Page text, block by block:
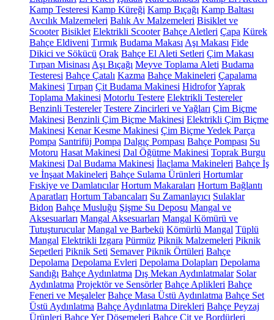
Kamp Testeresi Kamp Küreği Kamp Bıçağı Kamp Baltası
Avcılık Malzemeleri Balık Av Malzemeleri Bisiklet ve
Scooter Bisiklet Elektrikli Scooter Bahçe Aletleri Çapa Kürek
Bahçe Eldiveni Tırmık Budama Makası Aşı Makası Fide
Dikici ve Sökücü Orak Bahçe El Aleti Setleri Çim Makası
Tırpan Misinası Aşı Bıçağı Meyve Toplama Aleti Budama
Testeresi Bahçe Çatalı Kazma Bahçe Makineleri Çapalama
Makinesi Tırpan Çit Budama Makinesi HidroforYaprak
Toplama Makinesi Motorlu Testere Elektrikli Testereler
Benzinli Testereler Testere Zincirleri ve Yağları Çim Biçme
Makinesi Benzinli Çim Biçme Makinesi Elektrikli Çim Biçme
Makinesi Kenar Kesme Makinesi Çim Biçme Yedek Parça
Pompa Santrifüj Pompa Dalgıç Pompası Bahçe Pompası Su
Motoru Hasat Makinesi Dal Öğütme Makinesi Toprak Burgu
Makinesi Dal Budama Makinesi İlaçlama Makineleri Bahçe İş
ve İnşaat Makineleri Bahçe Sulama Ürünleri Hortumlar
Fıskiye ve Damlatıcılar Hortum Makaraları Hortum Bağlantı
Aparatları Hortum Tabancaları Su Zamanlayıcı Sulaklar
Bidon Bahçe Musluğu Şişme Su Deposu Mangal ve
Aksesuarları Mangal Aksesuarları Mangal Kömürü ve
Tutuşturucular Mangal ve Barbekü Kömürlü Mangal Tüplü
Mangal Elektrikli Izgara Pürmüz Piknik Malzemeleri Piknik
Sepetleri Piknik Seti Semaver Piknik Örtüleri Bahçe
Depolama Depolama Evleri Depolama Dolapları Depolama
Sandığı Bahçe Aydınlatma Dış Mekan Aydınlatmalar Solar
Aydınlatma Projektör ve Sensörler Bahçe Aplikleri Bahçe
Feneri ve Meşaleler Bahçe Masa Üstü Aydınlatma Bahçe Set
Üstü Aydınlatma Bahçe Aydınlatma Direkleri Bahçe Peyzaj
Ürünleri Bahçe Yer Döşemeleri Bahçe Çit ve Bordürleri